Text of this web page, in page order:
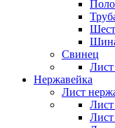
Свинец
Нержавейка
Лист